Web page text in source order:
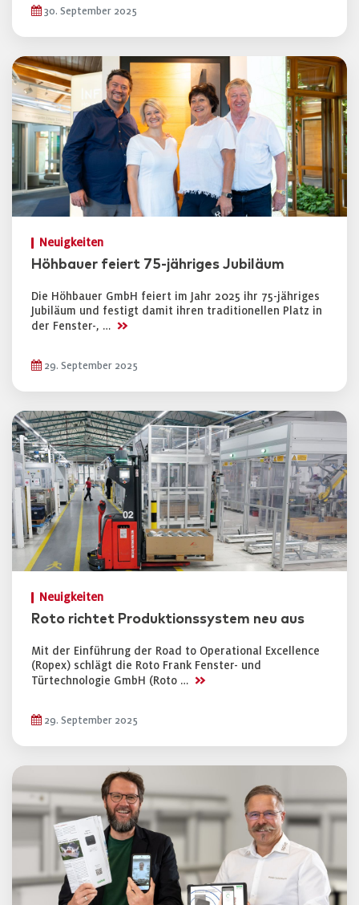
30. September 2025
Neuigkeiten
Höhbauer feiert 75-jähriges Jubiläum
Die Höhbauer GmbH feiert im Jahr 2025 ihr 75-jähriges
Jubiläum und festigt damit ihren traditionellen Platz in
der Fenster-, … >>
29. September 2025
Neuigkeiten
Roto richtet Produktionssystem neu aus
Mit der Einführung der Road to Operational Excellence
(Ropex) schlägt die Roto Frank Fenster- und
Türtechnologie GmbH (Roto … >>
29. September 2025